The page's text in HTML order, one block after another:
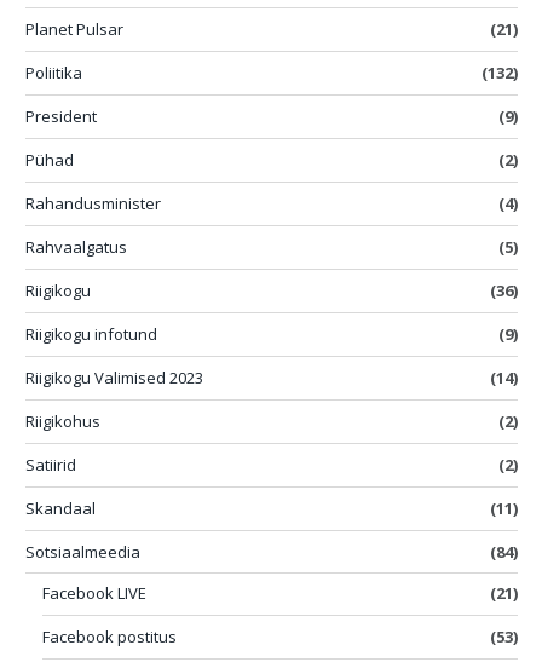
Planet Pulsar
(21)
Poliitika
(132)
President
(9)
Pühad
(2)
Rahandusminister
(4)
Rahvaalgatus
(5)
Riigikogu
(36)
Riigikogu infotund
(9)
Riigikogu Valimised 2023
(14)
Riigikohus
(2)
Satiirid
(2)
Skandaal
(11)
Sotsiaalmeedia
(84)
Facebook LIVE
(21)
Facebook postitus
(53)